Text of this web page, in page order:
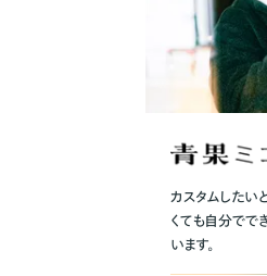
カスタムしたい
くても自分でで
います。